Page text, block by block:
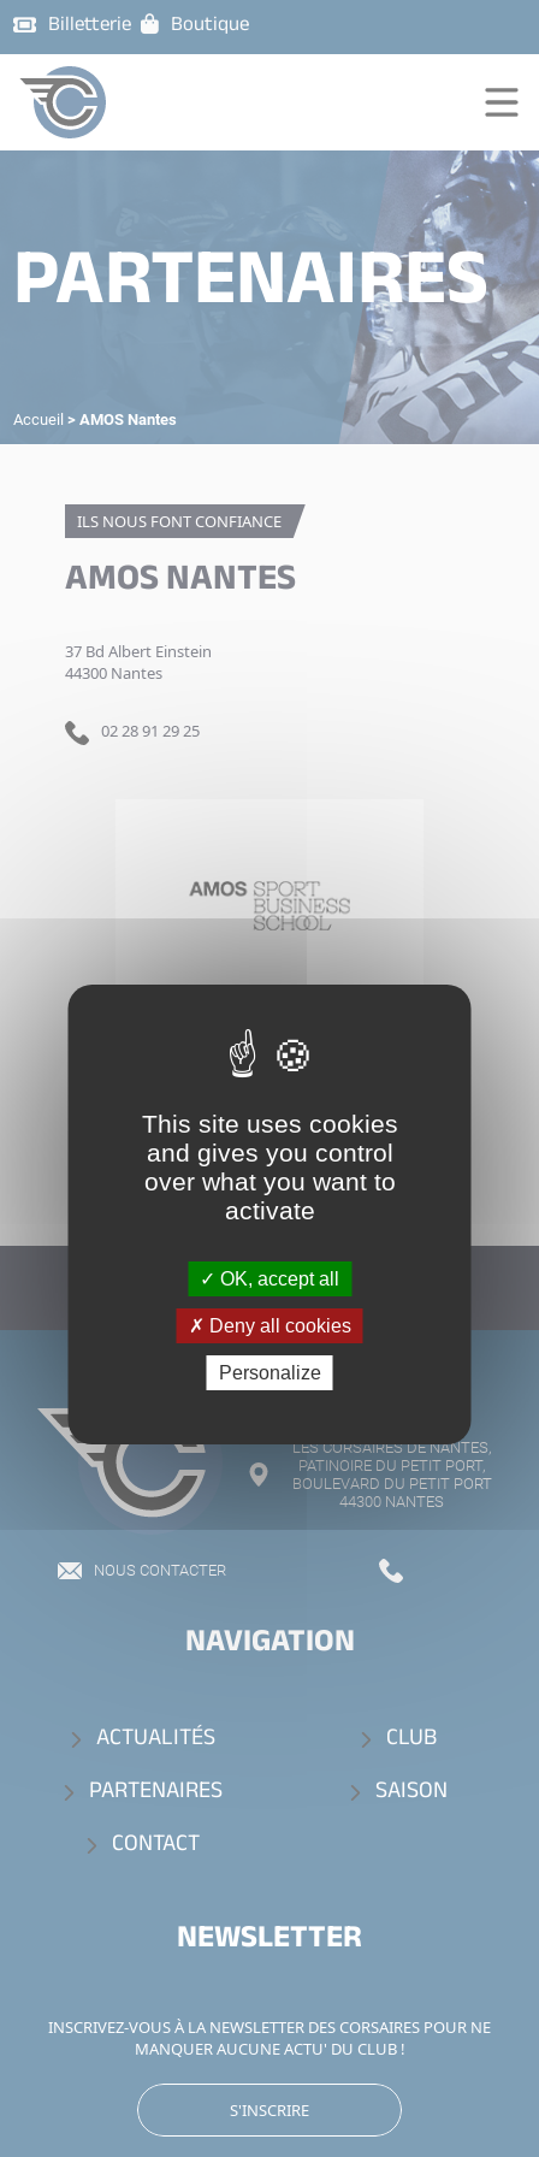
Billetterie Boutique
PARTENAIRES
Accueil >AMOS Nantes
ILS NOUS FONT CONFIANCE
AMOS NANTES
37 Bd Albert Einstein
44300 Nantes
02 28 91 29 25
TOUS NOS PARTENAIRES
Suivez-nous :
LES CORSAIRES DE NANTES,
PATINOIRE DU PETIT PORT,
BOULEVARD DU PETIT PORT
44300 NANTES
NOUS CONTACTER
NAVIGATION
ACTUALITÉS
CLUB
PARTENAIRES
SAISON
CONTACT
NEWSLETTER
INSCRIVEZ-VOUS À LA NEWSLETTER DES CORSAIRES POUR NE
MANQUER AUCUNE ACTU' DU CLUB !
S'INSCRIRE
This site uses cookies
and gives you control
over what you want to
activate
OK, accept all
Deny all cookies
Personalize